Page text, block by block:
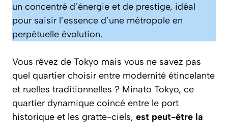
un concentré d’énergie et de prestige, idéal
pour saisir l’essence d’une métropole en
perpétuelle évolution.
Vous rêvez de Tokyo mais vous ne savez pas
quel quartier choisir entre modernité étincelante
et ruelles traditionnelles ? Minato Tokyo, ce
quartier dynamique coincé entre le port
historique et les gratte-ciels, est peut-être la